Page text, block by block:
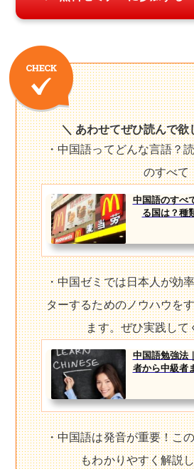
＼ あわせてぜひ読んで欲
・中国語ってどんな言語？
のすべて
中国語のすべ
る国は？種
・中国ゼミでは日本人が効
ターするためのノウハウを
ます。ぜひ実践して
中国語勉強法
者から中級者
・中国語は発音が重要！こ
もわかりやすく解説